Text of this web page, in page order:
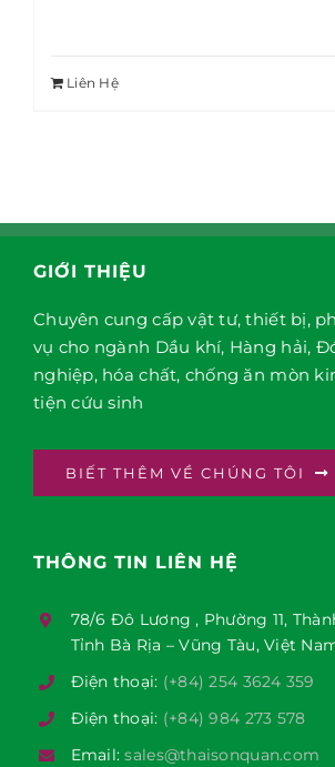
Liên Hệ
GIỚI THIỆU
Chuyên cung cấp vật tư, thiết bị,
vụ cho ngành Dầu khí, Hàng hải,
nghiệp, hóa chất, chống ăn mòn
tiện cứu sinh
BIẾT THÊM VỀ CHÚNG TÔI
THÔNG TIN LIÊN HỆ
78/6 Đô Lương , Phường 11,
Tỉnh Bà Rịa – Vũng Tàu, Việt
Điện thoại: (+84) 254 3624 359
Điện thoại: (+84) 984 273 578
Email:sales@thaisonquan.com